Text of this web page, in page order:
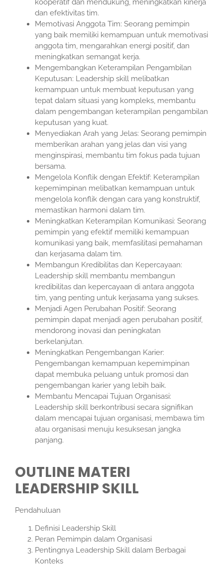
kooperatif dan mendukung, meningkatkan kinerja
dan efektivitas tim.
Memotivasi Anggota Tim: Seorang pemimpin
yang baik memiliki kemampuan untuk memotivasi
anggota tim, mengarahkan energi positif, dan
meningkatkan semangat kerja.
Mengembangkan Keterampilan Pengambilan
Keputusan: Leadership skill melibatkan
kemampuan untuk membuat keputusan yang
tepat dalam situasi yang kompleks, membantu
dalam pengembangan keterampilan pengambilan
keputusan yang kuat.
Menyediakan Arah yang Jelas: Seorang pemimpin
memberikan arahan yang jelas dan visi yang
menginspirasi, membantu tim fokus pada tujuan
bersama.
Mengelola Konflik dengan Efektif: Keterampilan
kepemimpinan melibatkan kemampuan untuk
mengelola konflik dengan cara yang konstruktif,
memastikan harmoni dalam tim.
Meningkatkan Keterampilan Komunikasi: Seorang
pemimpin yang efektif memiliki kemampuan
komunikasi yang baik, memfasilitasi pemahaman
dan kerjasama dalam tim.
Membangun Kredibilitas dan Kepercayaan:
Leadership skill membantu membangun
kredibilitas dan kepercayaan di antara anggota
tim, yang penting untuk kerjasama yang sukses.
Menjadi Agen Perubahan Positif: Seorang
pemimpin dapat menjadi agen perubahan positif,
mendorong inovasi dan peningkatan
berkelanjutan.
Meningkatkan Pengembangan Karier:
Pengembangan kemampuan kepemimpinan
dapat membuka peluang untuk promosi dan
pengembangan karier yang lebih baik.
Membantu Mencapai Tujuan Organisasi:
Leadership skill berkontribusi secara signifikan
dalam mencapai tujuan organisasi, membawa tim
atau organisasi menuju kesuksesan jangka
panjang.
OUTLINE MATERI
LEADERSHIP SKILL
Pendahuluan
Definisi Leadership Skill
Peran Pemimpin dalam Organisasi
Pentingnya Leadership Skill dalam Berbagai
Konteks